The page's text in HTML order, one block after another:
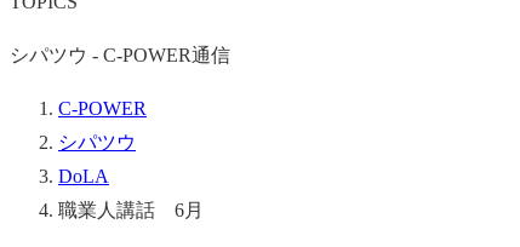
シパツウ - C-POWER通信
C-POWER
シパツウ
DoLA
職業人講話 6月